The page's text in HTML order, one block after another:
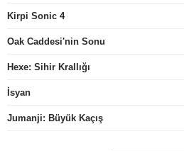
Kirpi Sonic 4
Oak Caddesi'nin Sonu
Hexe: Sihir Krallığı
İsyan
Jumanji: Büyük Kaçış